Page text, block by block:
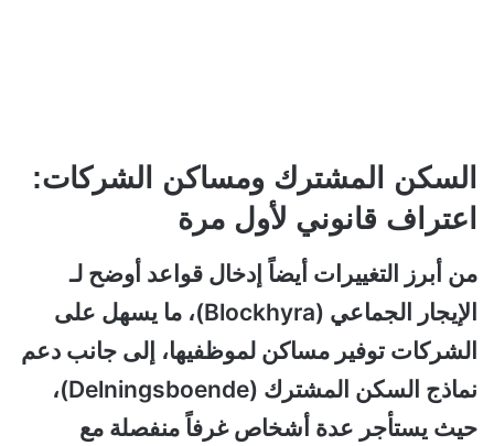
السكن المشترك ومساكن الشركات:
اعتراف قانوني لأول مرة
من أبرز التغييرات أيضاً إدخال قواعد أوضح لـ
الإيجار الجماعي (Blockhyra)، ما يسهل على
الشركات توفير مساكن لموظفيها، إلى جانب دعم
نماذج السكن المشترك (Delningsboende)،
حيث يستأجر عدة أشخاص غرفاً منفصلة مع